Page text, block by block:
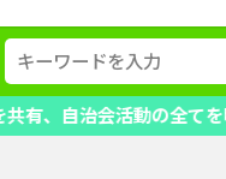
活動の全てを明瞭に！